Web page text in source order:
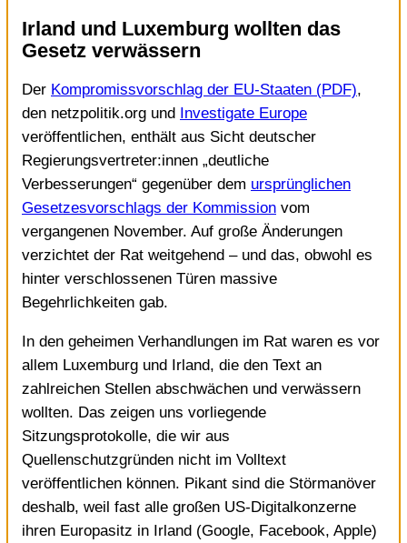
Irland und Luxemburg wollten das
Gesetz verwässern
Der Kompromissvorschlag der EU-Staaten (PDF),
den netzpolitik.org und
Investigate Europe
veröffentlichen, enthält aus Sicht deutscher
Regierungsvertreter:innen „deutliche
Verbesserungen“ gegenüber dem ursprünglichen
Gesetzesvorschlags der Kommission vom
vergangenen November. Auf große Änderungen
verzichtet der Rat weitgehend – und das, obwohl es
hinter verschlossenen Türen massive
Begehrlichkeiten gab.
In den geheimen Verhandlungen im Rat waren es vor
allem Luxemburg und Irland, die den Text an
zahlreichen Stellen abschwächen und verwässern
wollten. Das zeigen uns vorliegende
Sitzungsprotokolle, die wir aus
Quellenschutzgründen nicht im Volltext
veröffentlichen können. Pikant sind die Störmanöver
deshalb, weil fast alle großen US-Digitalkonzerne
ihren Europasitz in Irland (Google, Facebook, Apple)